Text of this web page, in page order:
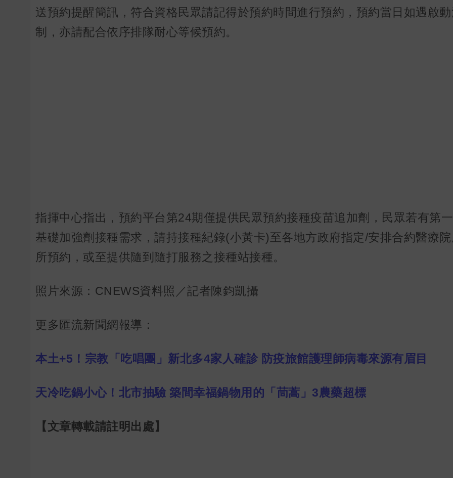
送預約提醒簡訊，符合資格民眾請記得於預約時間進行預約，預約當日如遇啟
制，亦請配合依序排隊耐心等候預約。
指揮中心指出，預約平台第24期僅提供民眾預約接種疫苗追加劑，民眾若有第
基礎加強劑接種需求，請持接種紀錄(小黃卡)至各地方政府指定/安排合約醫療
所預約，或至提供隨到隨打服務之接種站接種。
照片來源：CNEWS資料照／記者陳鈞凱攝
更多匯流新聞網報導：
本土+5！宗教「吃唱團」新北多4家人確診 防疫旅館護理師病毒來源有眉目
天冷吃鍋小心！北市抽驗 築間幸福鍋物用的「茼蒿」3農藥超標
【文章轉載請註明出處】